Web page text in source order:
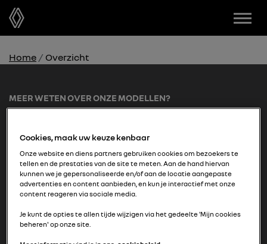
Home Overzicht
MEER WETEN OVER ONZE MODELLEN?
vraag het je dealer
Vragen over Private Lease?
Neem contact met ons op
Cookies, maak uw keuze kenbaar
Onze website en diens partners gebruiken cookies om bezoekers te
tellen en de prestaties van de site te meten. Aan de hand hiervan
kunnen we je gepersonaliseerde en/of aan de locatie aangepaste
advertenties en content aanbieden, en kun je interactief met onze
content reageren via sociale media.
Je kunt de opties te allen tijde wijzigen via het gedeelte 'Mijn cookies
beheren' op onze site.